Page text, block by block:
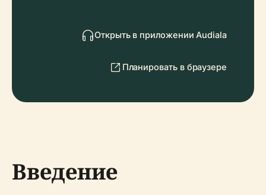
Открыть в приложении Audiala
Планировать в браузере
Введение